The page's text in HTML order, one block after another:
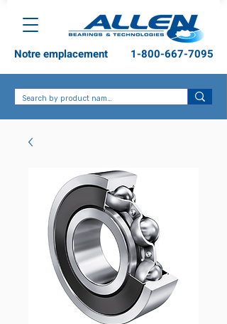
1-800-667-7095
Notre emplacement